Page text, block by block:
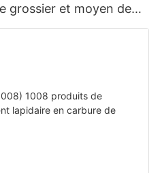
grossier et moyen de